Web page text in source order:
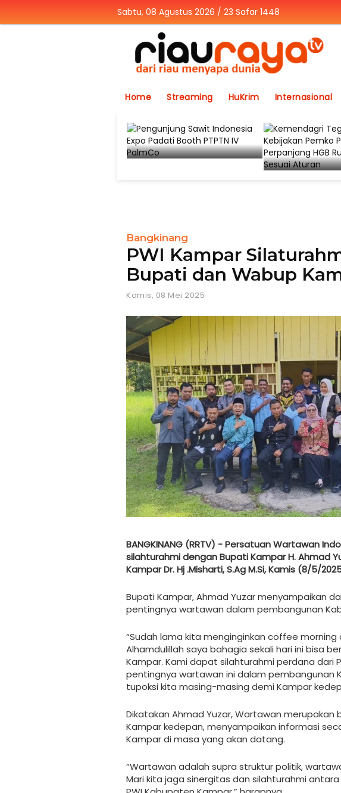
Sabtu, 08 Agustus 2026 / 23 Safar 1448
Home Streaming HuKrim Internasional
Bangkinang
PWI Kampar
Bupati dan Wabup
Kamis, 08 Mei 2025
BANGKINANG (RRTV) - Persatuan Wartawan
silahturahmi dengan Bupati Kampar H. Ahmad
Kampar Dr. Hj .Misharti, S.Ag M.Si, Kamis (8/5/
Bupati Kampar, Ahmad Yuzar menyampaikan
pentingnya wartawan dalam pembangunan
“Sudah lama kita menginginkan coffee morning
Alhamdulillah saya bahagia sekali hari ini bisa
Kampar. Kami dapat silahturahmi perdana dari
pentingnya wartawan ini dalam pembangunan
tupoksi kita masing-masing demi Kampar
Dikatakan Ahmad Yuzar, Wartawan merupakan
Kampar kedepan, menyampaikan informasi
Kampar di masa yang akan datang.
“Wartawan adalah supra struktur politik,
Mari kita jaga sinergitas dan silahturahmi